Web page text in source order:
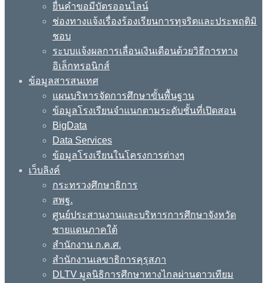
ยื่นคำขอมีบัตรออนไลน์
ช่องทางแจ้งเรื่องร้องเรียนการทุจริตและประพฤติมิ
ชอบ
ระบบแจ้งผลการเลื่อนเงินเดือนด้วยวิธีการทาง
อิเล็กทรอนิกส์
ข้อมูลสารสนเทศ
แผนบริหารจัดการศึกษาขั้นพื้นฐาน
ข้อมูลโรงเรียนจำแนกตามระดับชั้นที่เปิดสอน
BigData
Data Services
ข้อมูลโรงเรียนในโครงการต่างๆ
เว็บลิงค์
กระทรวงศึกษาธิการ
สพฐ.
ศูนย์ประสานงานและบริหารการศึกษาจังหวัด
ชายแดนภาคใต้
สำนักงาน ก.ค.ศ.
สำนักงานเลขาธิการคุรุสภา
DLTV มูลนิธิการศึกษาทางไกลผ่านดาวเทียม